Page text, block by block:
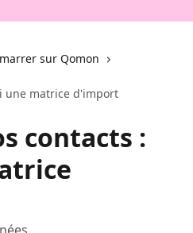
sur Qomon
une matrice d'import
contacts :